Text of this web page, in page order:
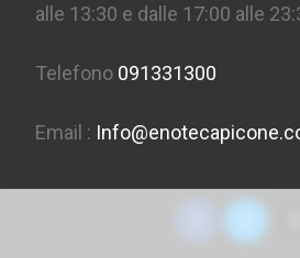
alle 13:30 e dalle 17:00 alle
Telefono 091331300
Email :